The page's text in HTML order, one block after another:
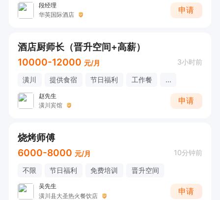
段经理
华英国际酒店
申请
酒店厨师长（晋升空间+高薪）
10000-12000 元/月 3小时前
潢川 提供食宿 节日福利 工作餐 ...
赵先生
潢川宾馆
申请
烧烤师傅
6000-8000 元/月 10分钟前
不限 节日福利 免费培训 晋升空间
吴先生
潢川县大圣热火餐饮店
申请